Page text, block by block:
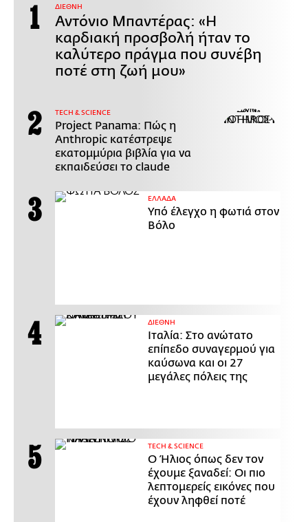
ΔΙΕΘΝΗ
Αντόνιο Μπαντέρας: «Η
καρδιακή προσβολή ήταν το
καλύτερο πράγμα που συνέβη
ποτέ στη ζωή μου»
ΤECH & SCIENCE
Project Panama: Πώς η
Anthropic κατέστρεψε
εκατομμύρια βιβλία για να
εκπαιδεύσει το claude
ΕΛΛΑΔΑ
Υπό έλεγχο η φωτιά στον
Βόλο
ΔΙΕΘΝΗ
Ιταλία: Στο ανώτατο
επίπεδο συναγερμού για
καύσωνα και οι 27
μεγάλες πόλεις της
ΤECH & SCIENCE
Ο Ήλιος όπως δεν τον
έχουμε ξαναδεί: Οι πιο
λεπτομερείς εικόνες που
έχουν ληφθεί ποτέ